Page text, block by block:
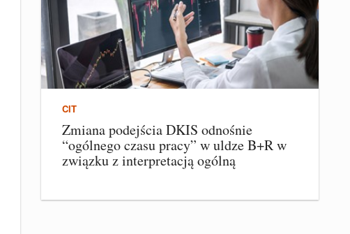
CIT
Zmiana podejścia DKIS odnośnie
“ogólnego czasu pracy” w uldze B+R w
związku z interpretacją ogólną